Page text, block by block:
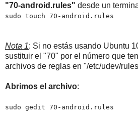
"70-android.rules" desde un
sudo touch 70-android.rules
Nota 1: Si no estás usando Ubuntu
sustituir el "70" por el número que
archivos de reglas en "/etc/udev/
Abrimos el archivo:
sudo gedit 70-android.rules